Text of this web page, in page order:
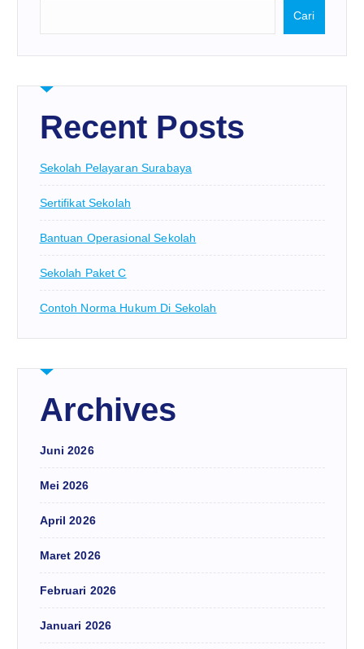
Cari
Recent Posts
Sekolah Pelayaran Surabaya
Sertifikat Sekolah
Bantuan Operasional Sekolah
Sekolah Paket C
Contoh Norma Hukum Di Sekolah
Archives
Juni 2026
Mei 2026
April 2026
Maret 2026
Februari 2026
Januari 2026